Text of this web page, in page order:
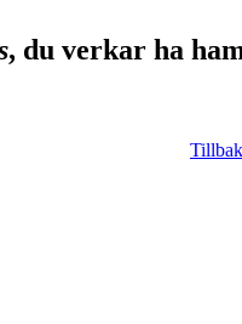
, du verkar ha